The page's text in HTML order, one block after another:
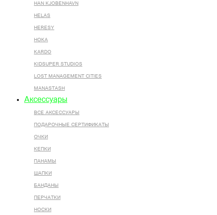
HAN KJOBENHAVN
HELAS
HERESY
HOKA
KARDO
KIDSUPER STUDIOS
LOST MANAGEMENT CITIES
MANASTASH
Аксессуары
ВСЕ AКСЕССУАРЫ
ПОДАРОЧНЫЕ СЕРТИФИКАТЫ
ОЧКИ
КЕПКИ
ПАНАМЫ
ШАПКИ
БАНДАНЫ
ПЕРЧАТКИ
НОСКИ